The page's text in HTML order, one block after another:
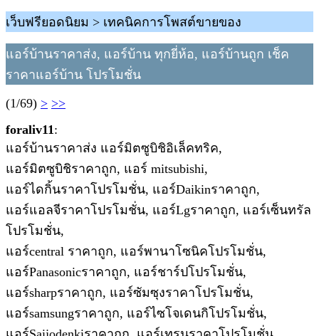
เว็บฟรียอดนิยม > เทคนิคการโพสต์ขายของ
แอร์บ้านราคาส่ง, แอร์บ้าน ทุกยี่ห้อ, แอร์บ้านถูก เช็ค
ราคาแอร์บ้าน โปรโมชั่น
(1/69) > >>
foraliv11:
แอร์บ้านราคาส่ง แอร์มิตซูบิชิอิเล็คทริค,
แอร์มิตซูบิชิราคาถูก, แอร์ mitsubishi,
แอร์ไดกิ้นราคาโปรโมชั่น, แอร์Daikinราคาถูก,
แอร์แอลจีราคาโปรโมชั่น, แอร์Lgราคาถูก, แอร์เซ็นทรัล
โปรโมชั่น,
แอร์central ราคาถูก, แอร์พานาโซนิคโปรโมชั่น,
แอร์Panasonicราคาถูก, แอร์ชาร์ปโปรโมชั่น,
แอร์sharpราคาถูก, แอร์ซัมซุงราคาโปรโมชั่น,
แอร์samsungราคาถูก, แอร์ไซโจเดนกิโปรโมชั่น,